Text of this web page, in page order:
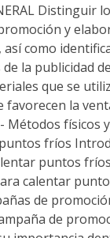
Distinguir
y
como
la publicidad
que se
favorecen la
- Métodos físicos
fríos
puntos
calentar
de
de